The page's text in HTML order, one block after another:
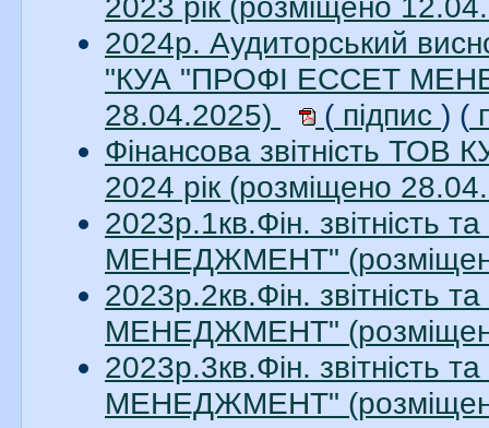
2023 рік (розміщено
2024р. Аудиторський
"КУА "ПРОФІ ЕССЕТ
28.04.2025)
( підпис ) (
Фінансова звітність
2024 рік (розміщено
2023р.1кв.Фін.
МЕНЕДЖМЕНТ"
2023р.2кв.Фін.
МЕНЕДЖМЕНТ"
2023р.3кв.Фін.
МЕНЕДЖМЕНТ"